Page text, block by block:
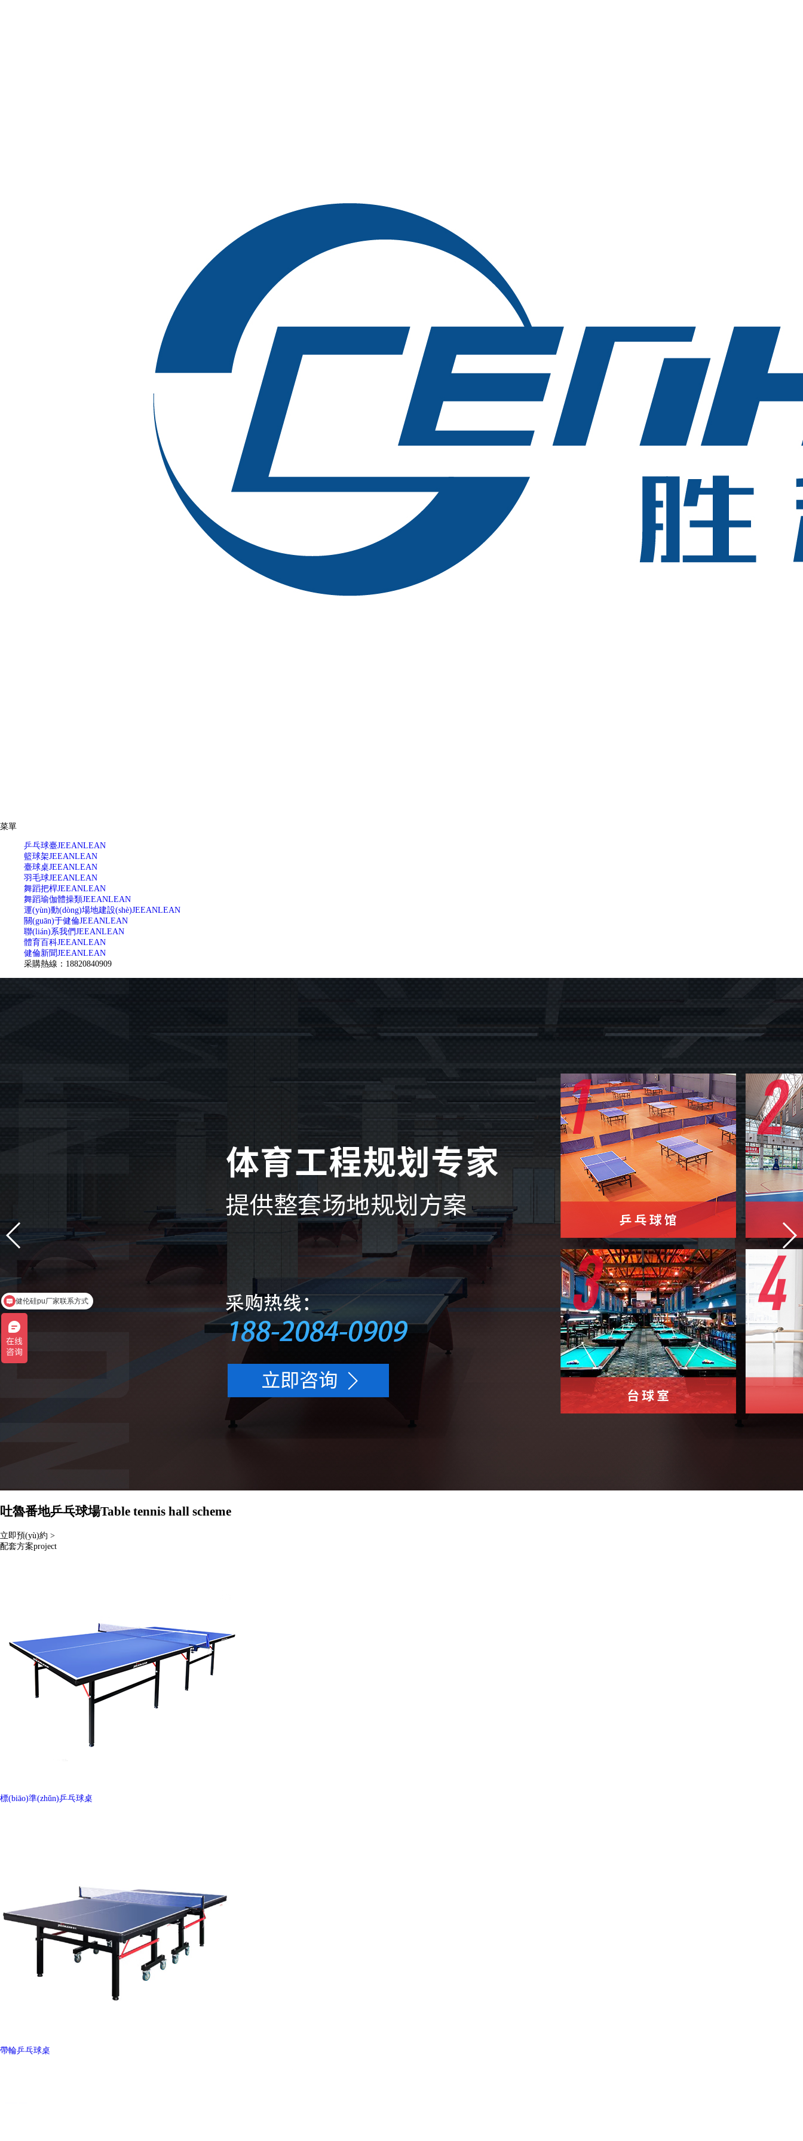
菜單
乒乓球臺JEEANLEAN
籃球架JEEANLEAN
臺球桌JEEANLEAN
羽毛球JEEANLEAN
舞蹈把桿JEEANLEAN
舞蹈瑜伽體操類JEEANLEAN
運(yùn)動(dòng)場地建設(shè)JEEANLEAN
關(guān)于健倫JEEANLEAN
聯(lián)系我們JEEANLEAN
體育百科JEEANLEAN
健倫新聞JEEANLEAN
采購熱線：18820840909
吐魯番地乒乓球場Table tennis hall scheme
立即預(yù)約 >
配套方案project
標(biāo)準(zhǔn)乒乓球桌
帶輪乒乓球桌
健伦硅pu厂家联系方式
健伦篮球架厂家联系方式